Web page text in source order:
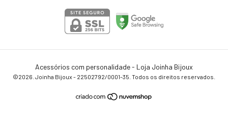
Acessórios com personalidade - Loja Joinha Bijoux
©2026. Joinha Bijoux - 22502792/0001-35. Todos os direitos reservados.